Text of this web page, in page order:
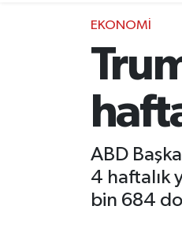
EKONOMİ
ABD
4 haftalık
bin 684
İstanbul Namaz
İstanbul Trafik
Süper Lig Puan
Son Dakika Haberleri